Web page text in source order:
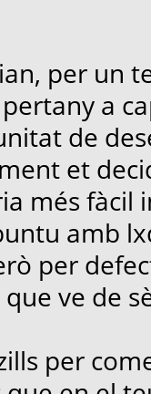
per un
a
de
et
més fàcil
amb
per
ve de
per